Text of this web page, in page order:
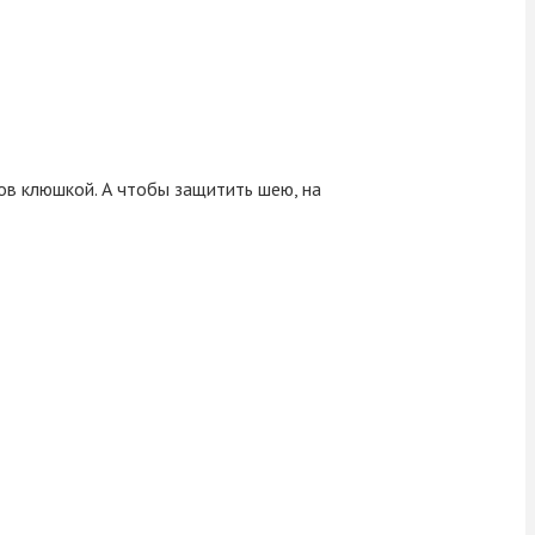
клюшкой. А чтобы защитить шею, на